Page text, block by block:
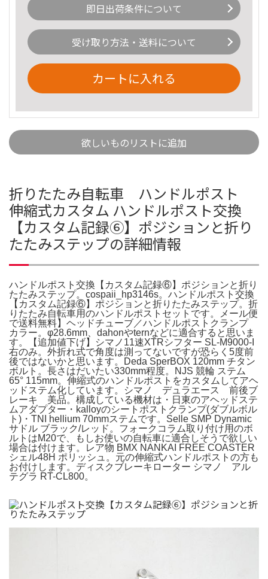
即日出荷条件について
受け取り方法・送料について
カートに入れる
欲しいものリストに追加
折りたたみ自転車 ハンドルポスト
伸縮式カスタム ハンドルポスト交換
【カスタム記録⑥】ポジションと折り
たたみステップの詳細情報
ハンドルポスト交換【カスタム記録⑥】ポジションと折り
たたみステップ。cospaii_hp3146s。ハンドルポスト交換
【カスタム記録⑥】ポジションと折りたたみステップ。折
りたたみ自転車用のハンドルポストセットです。メール便
で送料無料】ヘッドチューブ／ハンドルポストクランプ
カラー。φ28.6mm、dahonやternなどに適合すると思いま
す。【追加値下げ】シマノ11速XTRシフター SL-M9000-I
右のみ。外折れ式で角度は測ってないですが恐らく5度前
後ではないかと思います。Deda SperBOX 120mm チタン
ボルト。長さはだいたい330mm程度。NJS 競輪 ステム
65° 115mm。伸縮式のハンドルポストをカスタムしてアヘ
ッドステム化しています。シマノ デュラエース 前後ブ
レーキ 美品。構成している機材は・日東のアヘッドステ
ムアダプター・kalloyのシートポストクランプ(ダブルボル
ト)・TNI hellium 70mmステムです。Selle SMP Dynamic
サドル ブラック/レッド。フォークコラム取り付け用のボ
ルトはM20で、もしお使いの自転車に適合しそうで欲しい
場合は付けます。レア物 BMX NANKAI FREE COASTER
シェル48H ポリッシュ。元の伸縮式ハンドルポストの方も
お付けします。ディスクブレーキローター シマノ アル
テグラ RT-CL800。